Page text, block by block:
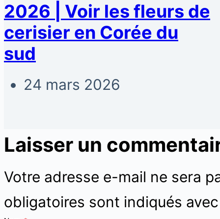
2026 | Voir les fleurs de
cerisier en Corée du
sud
24 mars 2026
Laisser un
Votre adresse e-mail ne sera
obligatoires sont indiqués